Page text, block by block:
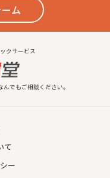
ム
クサービス
でもご相談ください。
て
ー